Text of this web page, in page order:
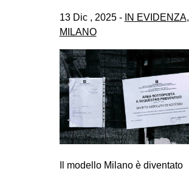
AREA
GAZA FREESTYLE
CSOA LAMBRETTA
MSM
STUDENTI TSUNAMI
ZAM
MILANO
13 Dic , 2025 - IN EVIDENZA,
MILANO
Il modello Milano è diventato